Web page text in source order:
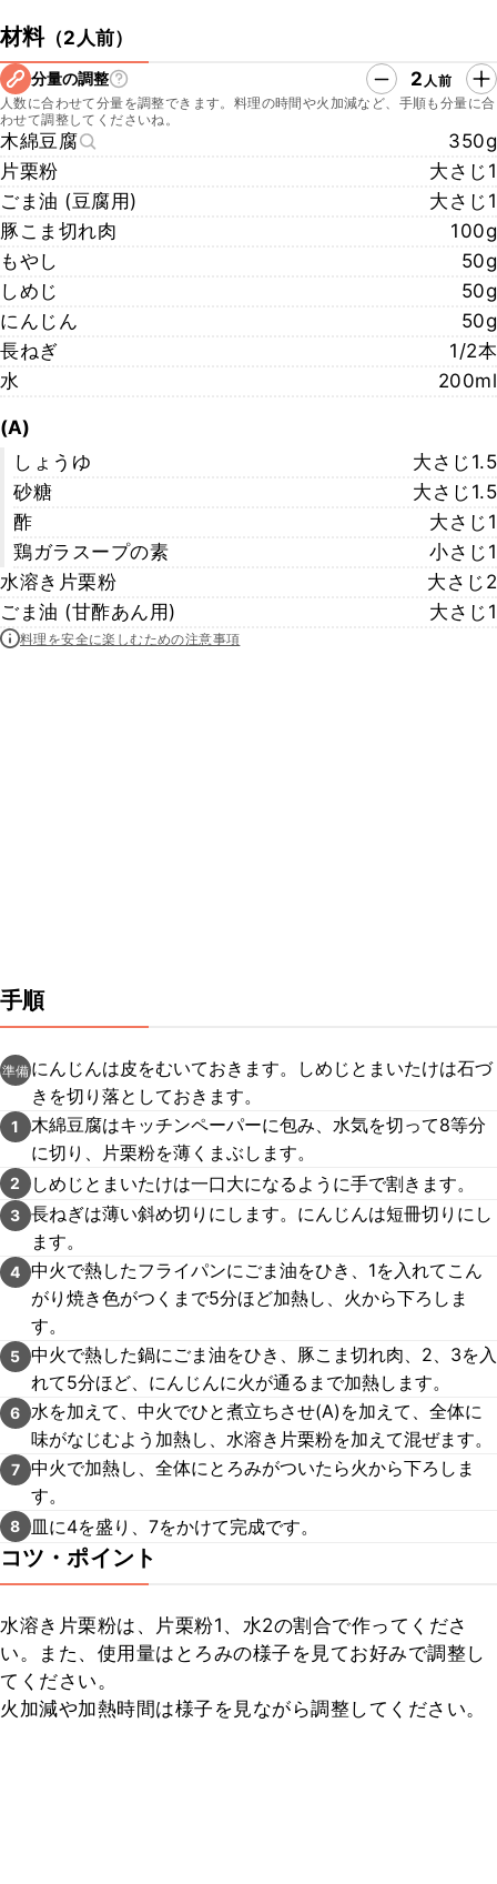
材料（2人前）
分量の調整 2 人前
人数に合わせて分量を調整できます。料理の時間や火加減など、手順も分量に合
わせて調整してくださいね。
木綿豆腐
350g
片栗粉
大さじ1
ごま油 (豆腐用)
大さじ1
豚こま切れ肉
100g
もやし
50g
しめじ
50g
にんじん
50g
長ねぎ
1/2本
水
200ml
(A)
しょうゆ
大さじ1.5
砂糖
大さじ1.5
酢
大さじ1
鶏ガラスープの素
小さじ1
水溶き片栗粉
大さじ2
ごま油 (甘酢あん用)
大さじ1
料理を安全に楽しむための注意事項
手順
準備 にんじんは皮をむいておきます。しめじとまいたけは石づ
きを切り落としておきます。
1
木綿豆腐はキッチンペーパーに包み、水気を切って8等分
に切り、片栗粉を薄くまぶします。
2 しめじとまいたけは一口大になるように手で割きます。
3 長ねぎは薄い斜め切りにします。にんじんは短冊切りにし
ます。
4 中火で熱したフライパンにごま油をひき、1を入れてこん
がり焼き色がつくまで5分ほど加熱し、火から下ろしま
す。
5 中火で熱した鍋にごま油をひき、豚こま切れ肉、2、3を入
れて5分ほど、にんじんに火が通るまで加熱します。
6 水を加えて、中火でひと煮立ちさせ(A)を加えて、全体に
味がなじむよう加熱し、水溶き片栗粉を加えて混ぜます。
7 中火で加熱し、全体にとろみがついたら火から下ろしま
す。
8 皿に4を盛り、7をかけて完成です。
コツ・ポイント
水溶き片栗粉は、片栗粉1、水2の割合で作ってくださ
い。また、使用量はとろみの様子を見てお好みで調整し
てください。
火加減や加熱時間は様子を見ながら調整してください。